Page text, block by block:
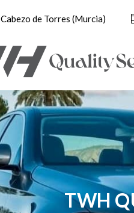
de Torres (Murcia)
TWH